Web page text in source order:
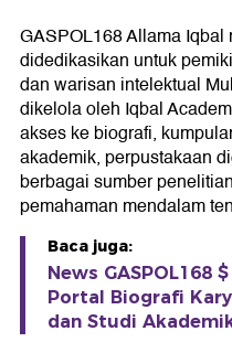
GASPOL168 Allama
didedikasikan untuk
dan warisan intelektual
dikelola oleh Iqbal
akses ke biografi,
akademik, perpustakaan
berbagai sumber
pemahaman mendalam
Baca juga:
News GASPOL168
Portal Biografi
dan Studi